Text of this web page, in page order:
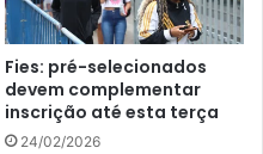
Fies: pré-selecionados
devem complementar
inscrição até esta terça
24/02/2026